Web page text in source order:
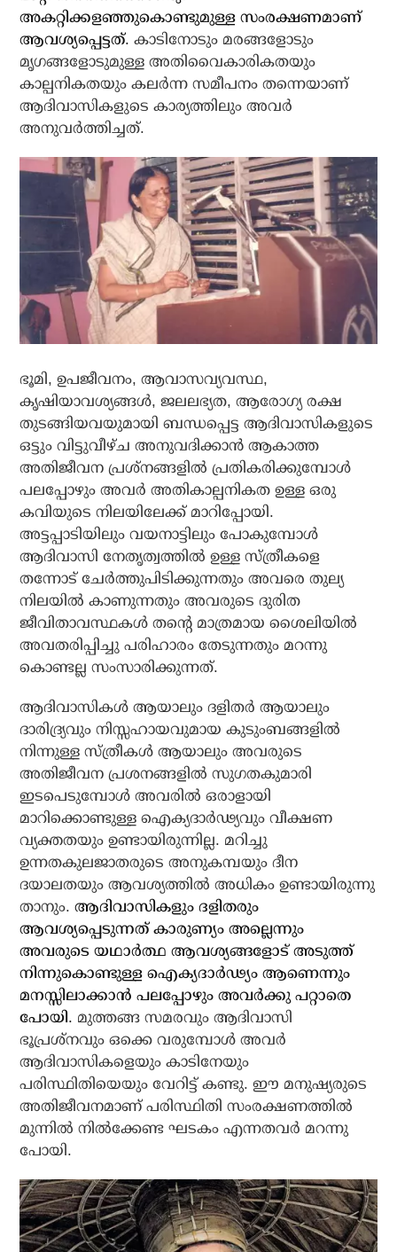
അകറ്റിക്കളഞ്ഞുകൊണ്ടുമുള്ള സംരക്ഷണമാണ്
ആവശ്യപ്പെട്ടത്. കാടിനോടും മരങ്ങളോടും
മൃഗങ്ങളോടുമുള്ള അതിവൈകാരികതയും
കാല്പനികതയും കലര്‍ന്ന സമീപനം തന്നെയാണ്
ആദിവാസികളുടെ കാര്യത്തിലും അവര്‍
അനുവര്‍ത്തിച്ചത്.
ഭൂമി, ഉപജീവനം, ആവാസവ്യവസ്ഥ,
കൃഷിയാവശ്യങ്ങള്‍, ജലലഭ്യത, ആരോഗ്യ രക്ഷ
തുടങ്ങിയവയുമായി ബന്ധപ്പെട്ട ആദിവാസികളുടെ
ഒട്ടും വിട്ടുവീഴ്ച അനുവദിക്കാന്‍ ആകാത്ത
അതിജീവന പ്രശ്‌നങ്ങളില്‍ പ്രതികരിക്കുമ്പോള്‍
പലപ്പോഴും അവര്‍ അതികാല്പനികത ഉള്ള ഒരു
കവിയുടെ നിലയിലേക്ക് മാറിപ്പോയി.
അട്ടപ്പാടിയിലും വയനാട്ടിലും പോകുമ്പോള്‍
ആദിവാസി നേതൃത്വത്തില്‍ ഉള്ള സ്ത്രീകളെ
തന്നോട് ചേര്‍ത്തുപിടിക്കുന്നതും അവരെ തുല്യ
നിലയില്‍ കാണുന്നതും അവരുടെ ദുരിത
ജീവിതാവസ്ഥകള്‍ തന്റെ മാത്രമായ ശൈലിയില്‍
അവതരിപ്പിച്ചു പരിഹാരം തേടുന്നതും മറന്നു
കൊണ്ടല്ല സംസാരിക്കുന്നത്.
ആദിവാസികള്‍ ആയാലും ദളിതര്‍ ആയാലും
ദാരിദ്ര്യവും നിസ്സഹായവുമായ കുടുംബങ്ങളില്‍
നിന്നുള്ള സ്ത്രീകള്‍ ആയാലും അവരുടെ
അതിജീവന പ്രശനങ്ങളില്‍ സുഗതകുമാരി
ഇടപെടുമ്പോള്‍ അവരില്‍ ഒരാളായി
മാറിക്കൊണ്ടുള്ള ഐക്യദാര്‍ഢ്യവും വീക്ഷണ
വ്യക്തതയും ഉണ്ടായിരുന്നില്ല. മറിച്ചു
ഉന്നതകുലജാതരുടെ അനുകമ്പയും ദീന
ദയാലതയും ആവശ്യത്തില്‍ അധികം ഉണ്ടായിരുന്നു
താനും.ആദിവാസികളും ദളിതരും
ആവശ്യപ്പെടുന്നത് കാരുണ്യം അല്ലെന്നും
അവരുടെ യഥാര്‍ത്ഥ ആവശ്യങ്ങളോട് അടുത്ത്
നിന്നുകൊണ്ടുള്ള ഐക്യദാര്‍ഢ്യം ആണെന്നും
മനസ്സിലാക്കാന്‍ പലപ്പോഴും അവര്‍ക്കു പറ്റാതെ
പോയി. മുത്തങ്ങ സമരവും ആദിവാസി
ഭൂപ്രശ്നവും ഒക്കെ വരുമ്പോള്‍ അവര്‍
ആദിവാസികളെയും കാടിനേയും
പരിസ്ഥിതിയെയും വേറിട്ട് കണ്ടു. ഈ മനുഷ്യരുടെ
അതിജീവനമാണ് പരിസ്ഥിതി സംരക്ഷണത്തില്‍
മുന്നില്‍ നില്‍ക്കേണ്ട ഘടകം എന്നതവര്‍ മറന്നു
പോയി.